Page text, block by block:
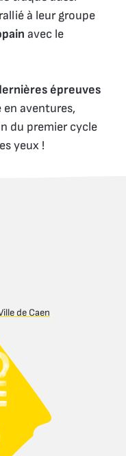
à leur groupe
avec le
épreuves
en aventures,
du premier cycle
yeux !
de Caen